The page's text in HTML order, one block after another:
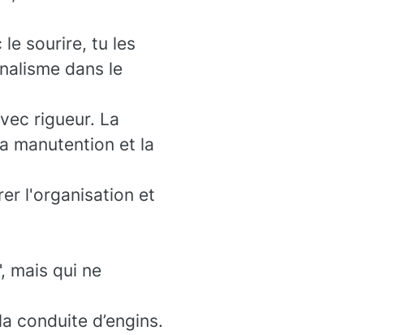
le sourire, tu les
dans le
rigueur. La
manutention et la
l'organisation et
mais qui ne
conduite d’engins.